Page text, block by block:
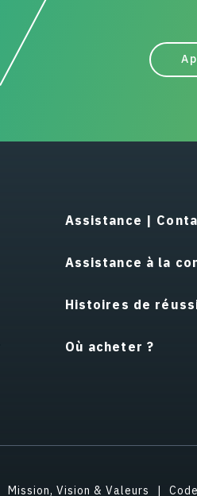
Assistance |
Assistance à la
Histoires de
Où acheter ?
Mission, Vision & Valeurs